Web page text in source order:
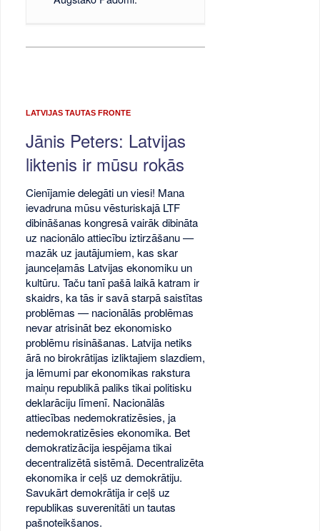
LATVIJAS TAUTAS FRONTE
Jānis Peters: Latvijas
liktenis ir mūsu rokās
Cienījamie delegāti un viesi! Mana
ievadruna mūsu vēsturiskajā LTF
dibināšanas kongresā vairāk dibināta
uz nacionālo attiecību iztirzāšanu —
mazāk uz jautājumiem, kas skar
jaunceļamās Latvijas ekonomiku un
kultūru. Taču tanī pašā laikā katram ir
skaidrs, ka tās ir savā starpā saistītas
problēmas — nacionālās problēmas
nevar atrisināt bez ekonomisko
problēmu risināšanas. Latvija netiks
ārā no birokrātijas izliktajiem slazdiem,
ja lēmumi par ekonomikas rakstura
maiņu republikā paliks tikai politisku
deklarāciju līmenī. Nacionālās
attiecības nedemokratizēsies, ja
nedemokratizēsies ekonomika. Bet
demokratizācija iespējama tikai
decentralizētā sistēmā. Decentralizēta
ekonomika ir ceļš uz demokrātiju.
Savukārt demokrātija ir ceļš uz
republikas suverenitāti un tautas
pašnoteikšanos.